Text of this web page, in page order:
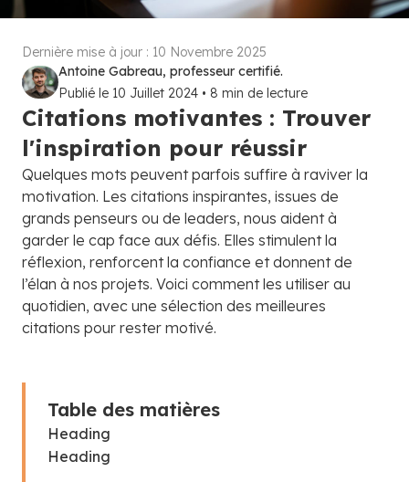
Dernière mise à jour : 10 Novembre 2025
Antoine Gabreau, professeur certifié.
Publié le 10 Juillet 2024 • 8 min de lecture
Citations motivantes : Trouver
l'inspiration pour réussir
Quelques mots peuvent parfois suffire à raviver la
motivation. Les citations inspirantes, issues de
grands penseurs ou de leaders, nous aident à
garder le cap face aux défis. Elles stimulent la
réflexion, renforcent la confiance et donnent de
l’élan à nos projets. Voici comment les utiliser au
quotidien, avec une sélection des meilleures
citations pour rester motivé.
Table des matières
Heading
Heading